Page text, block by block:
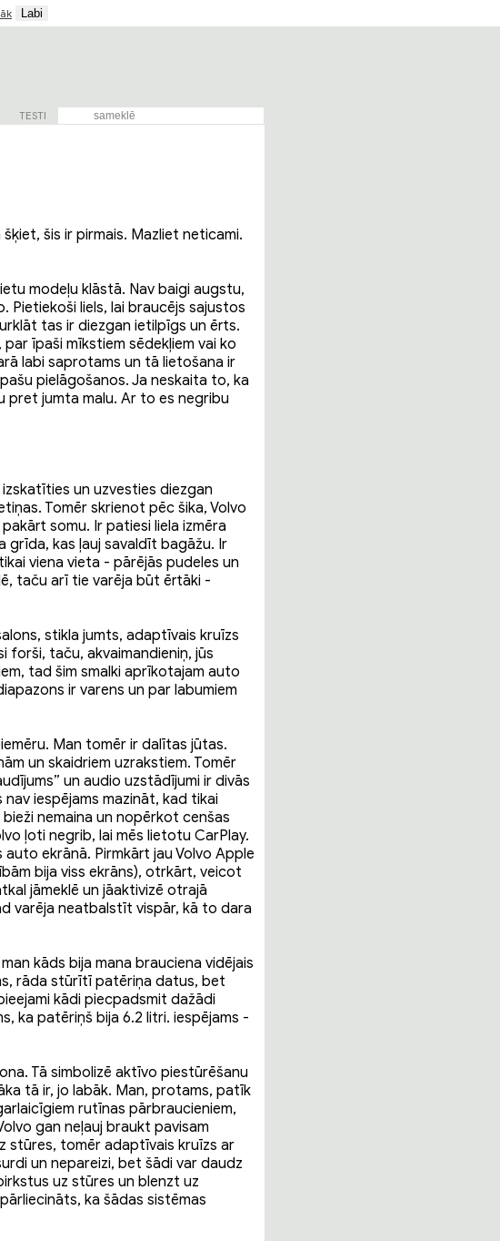
TESTI
šis ir pirmais. Mazliet neticami.
modeļu klāstā. Nav baigi augstu,
liels, lai braucējs sajustos
tas ir diezgan ietilpīgs un ērts.
īpaši mīkstiem sēdekļiem vai ko
labi saprotams un tā lietošana ir
pielāgošanos. Ja neskaita to, ka
pret jumta malu. Ar to es negribu
un uzvesties diezgan
Tomēr skrienot pēc šika, Volvo
somu. Ir patiesi liela izmēra
grīda, kas ļauj savaldīt bagāžu. Ir
viena vieta - pārējās pudeles un
taču arī tie varēja būt ērtāki -
stikla jumts, adaptīvais kruīzs
forši, taču, akvaimandieniņ, jūs
tad šim smalki aprīkotajam auto
ir varens un par labumiem
Man tomēr ir dalītas jūtas.
un skaidriem uzrakstiem. Tomēr
un audio uzstādījumi ir divās
iespējams mazināt, kad tikai
nemaina un nopērkot cenšas
ļoti negrib, lai mēs lietotu CarPlay.
ekrānā. Pirmkārt jau Volvo Apple
bija viss ekrāns), otrkārt, veicot
jāmeklē un jāaktivizē otrajā
varēja neatbalstīt vispār, kā to dara
kāds bija mana brauciena vidējais
rāda stūrītī patēriņa datus, bet
kādi piecpadsmit dažādi
ka patēriņš bija 6.2 litri. iespējams -
Tā simbolizē aktīvo piestūrēšanu
tā ir, jo labāk. Man, protams, patīk
rutīnas pārbraucieniem,
gan neļauj braukt pavisam
stūres, tomēr adaptīvais kruīzs ar
un nepareizi, bet šādi var daudz
uz stūres un blenzt uz
ka šādas sistēmas